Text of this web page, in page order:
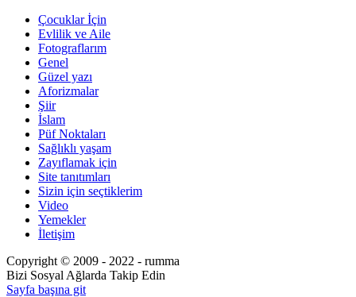
Çocuklar İçin
Evlilik ve Aile
Fotograflarım
Genel
Güzel yazı
Aforizmalar
Şiir
İslam
Püf Noktaları
Sağlıklı yaşam
Zayıflamak için
Site tanıtımları
Sizin için seçtiklerim
Video
Yemekler
İletişim
Copyright © 2009 - 2022 - rumma
Bizi Sosyal Ağlarda Takip Edin
Sayfa başına git